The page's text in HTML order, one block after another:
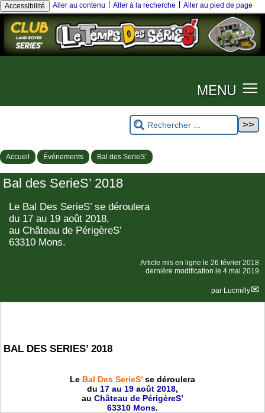
Accessibilité Aller au contenu Aller à la recherche Aller au pied de page
MENU
Accueil Événements Bal des SerieS’
Bal des SerieS’ 2018
Le Bal Des SerieS’ se déroulera
du 17 au 19 août 2018,
au Château de PérigèreS’
63310 Mons.
Article mis en ligne le 26 février 2018
dernière modification le 4 mai 2019
par Lucmilly
BAL DES SERIES’ 2018
Le Bal Des SerieS’ se déroulera
du 17 au 19 août 2018,
au Château de PérigèreS’
63310 Mons.